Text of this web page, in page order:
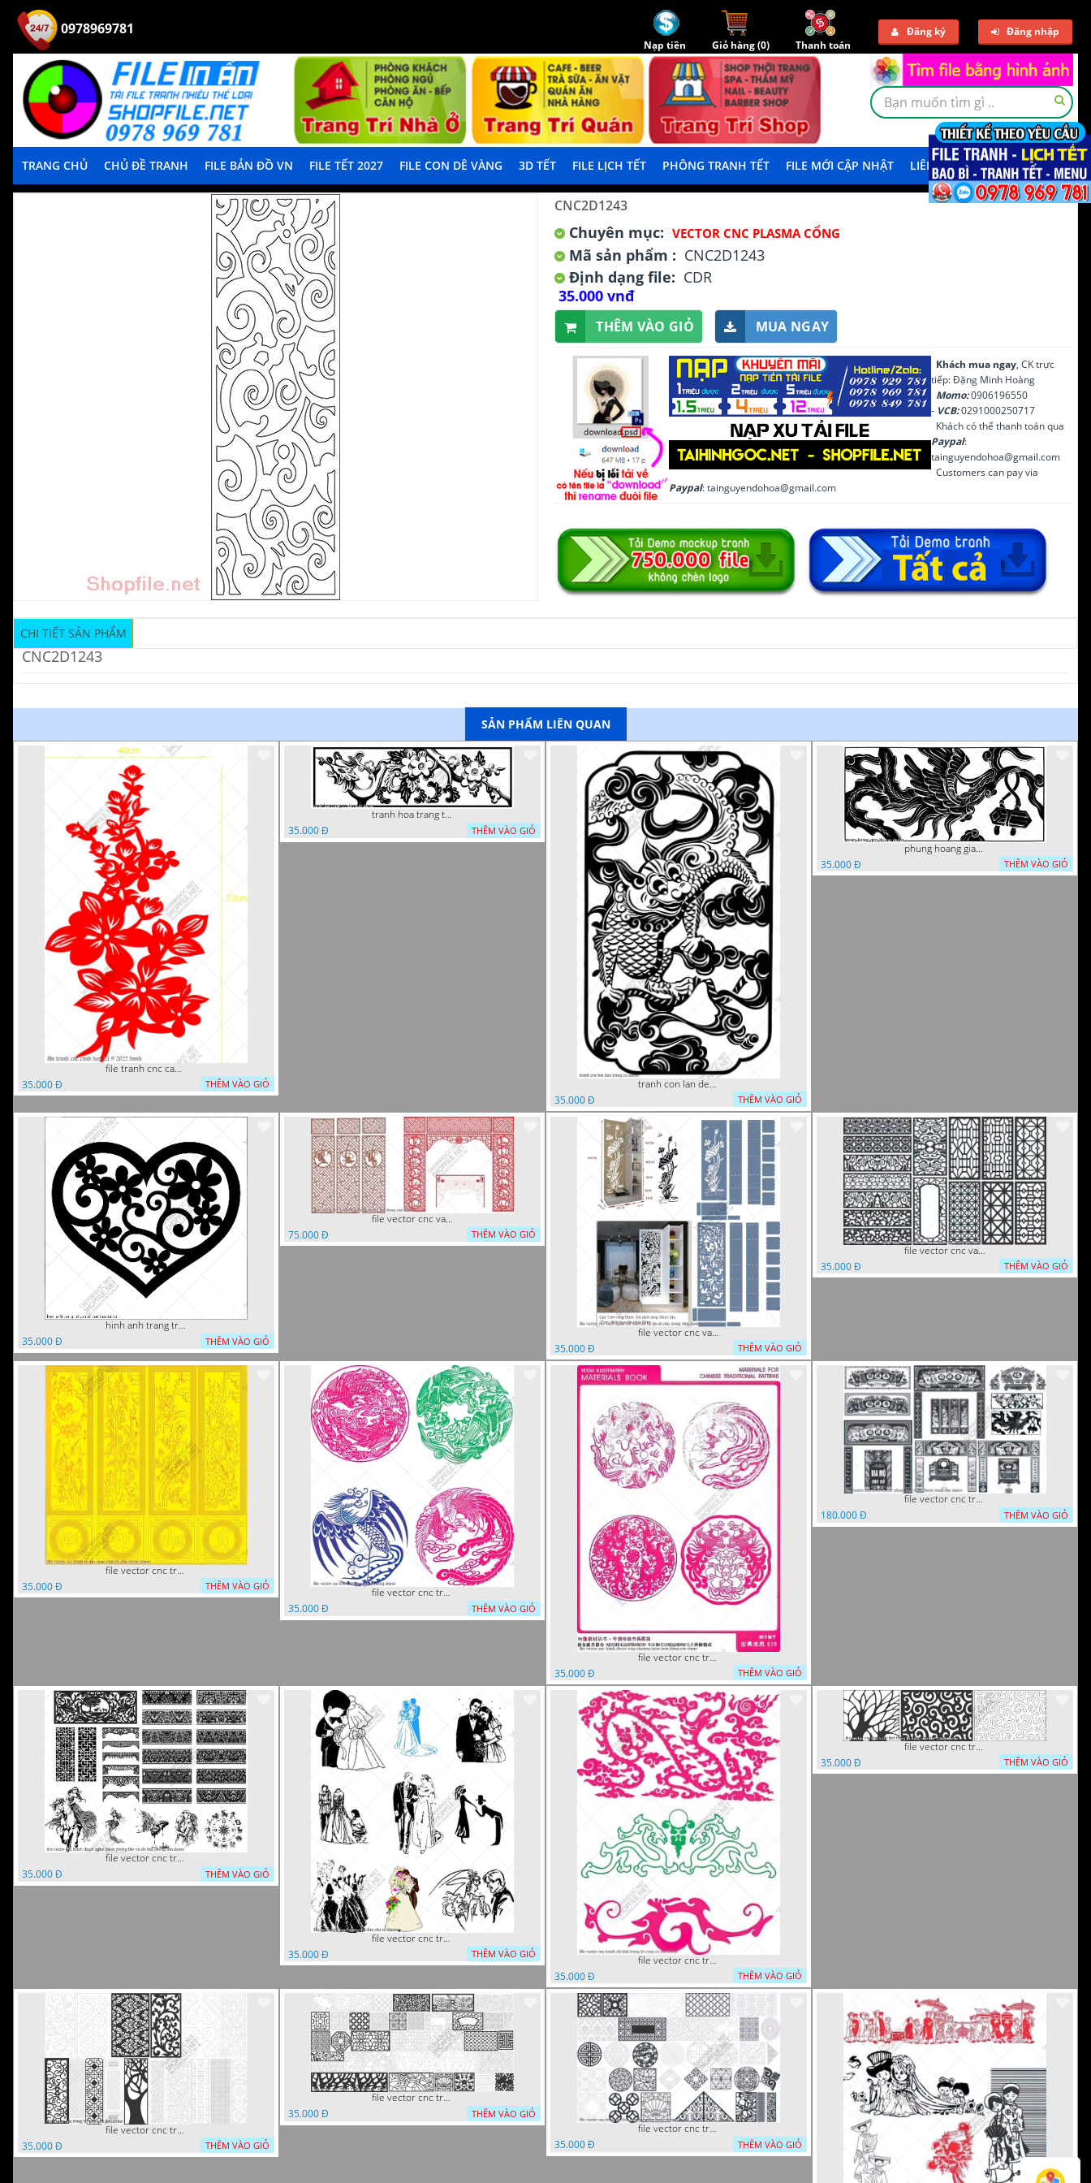
0978969781
Nạp tiền Giỏ hàng (0) Thanh toán
Đăng ký Đăng nhập
TRANG CHỦ CHỦ ĐỀ TRANH FILE BẢN ĐỒ VN FILE TẾT 2027 FILE CON DÊ VÀNG 3D TẾT FILE LỊCH TẾT PHÔNG TRANH TẾT FILE MỚI CẬP NHẬT LIÊN HỆ TẢI DEMO
CNC2D1243
Chuyên mục: VECTOR CNC PLASMA CỔNG
Mã sản phẩm : CNC2D1243
Định dạng file: CDR
35.000 vnđ
THÊM VÀO GIỎ MUA NGAY
Khách mua ngay, CK trực
tiếp: Đặng Minh Hoàng
Momo:0906196550
- VCB:0291000250717
Khách có thể thanh toán qua
Paypal:
tainguyendohoa@gmail.com
Customers can pay via
Paypal: tainguyendohoa@gmail.com
CHI TIẾT SẢN PHẨM
CNC2D1243
SẢN PHẨM LIÊN QUAN
file tranh cnc canh hoa 21 9 2022 hanh
35.000 Đ
THÊM VÀO GIỎ
tranh hoa trang tri dep mat
35.000 Đ
THÊM VÀO GIỎ
tranh con lan den trang co
35.000 Đ
THÊM VÀO GIỎ
phung hoang giao thu cnc
35.000 Đ
THÊM VÀO GIỎ
hinh anh trang tri cua so trai tim
35.000 Đ
THÊM VÀO GIỎ
file vector cnc vach tho tranh phong tho dang cap
75.000 Đ
THÊM VÀO GIỎ
file vector cnc vach ngan ket hop voi ke de do dac trong nha
35.000 Đ
THÊM VÀO GIỎ
file vector cnc vach ngan hang rao decor dac sac chua tung phung phi
35.000 Đ
THÊM VÀO GIỎ
file vector cnc tranh tu quy mau cam de chiu decor
35.000 Đ
THÊM VÀO GIỎ
file vector cnc tranh decor rong phuong
35.000 Đ
THÊM VÀO GIỎ
file vector cnc tranh decor rong phuong cuon tron dang cap
35.000 Đ
THÊM VÀO GIỎ
file vector cnc tranh decor phong tho nghe thuat dang cap
180.000 Đ
THÊM VÀO GIỎ
file vector cnc tranh decor nghe thuat phong tho va chi tiet phong tho
35.000 Đ
THÊM VÀO GIỎ
file vector cnc tranh decor co dau chu re
35.000 Đ
THÊM VÀO GIỎ
file vector cnc tranh chi tiet trang tri rong co cnc
35.000 Đ
THÊM VÀO GIỎ
file vector cnc tranh chi tiet trang tri hang rao den trang
35.000 Đ
THÊM VÀO GIỎ
file vector cnc trang tri tranh du loai
35.000 Đ
THÊM VÀO GIỎ
file vector cnc trang tri tranh decor
35.000 Đ
THÊM VÀO GIỎ
file vector cnc trang tri khoi tron tru nghe thuat
35.000 Đ
THÊM VÀO GIỎ